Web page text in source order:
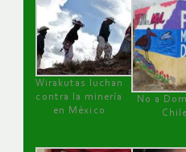
Wirakutas luchan
contra la minería
en México
No a
Chile